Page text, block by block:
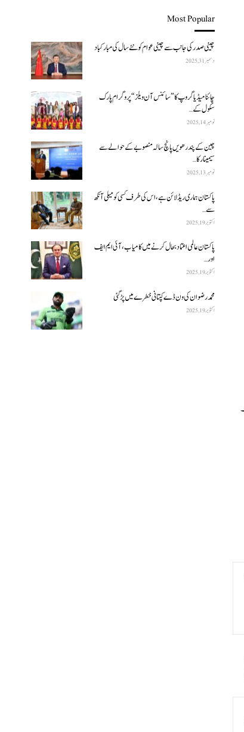
Most Popular
چینی صدر کی جانب سے چینی عوام کو نئے سال کی مبارکباد
دسمبر 31, 2025
چائنا میڈیا گروپ کا ”سائنس آن ویلز“ پروگرام پارک
سکول کے…
نومبر 14, 2025
چین کے پندرھویں پانچ سالہ منصوبے کے حوالے سے
سیمینار کا…
نومبر 13, 2025
پاکستان ہماری ریڈ لائن ہے، اس کی طرف کسی کو میلی آنکھ
سے…
اکتوبر 19, 2025
پاکستان عالمی اعتماد بحال کرنے میں کامیاب، آئی ایم ایف
اور…
اکتوبر 19, 2025
محمد رضوان کی ون ڈے کپتانی خطرے میں پڑ گئی
اکتوبر 19, 2025